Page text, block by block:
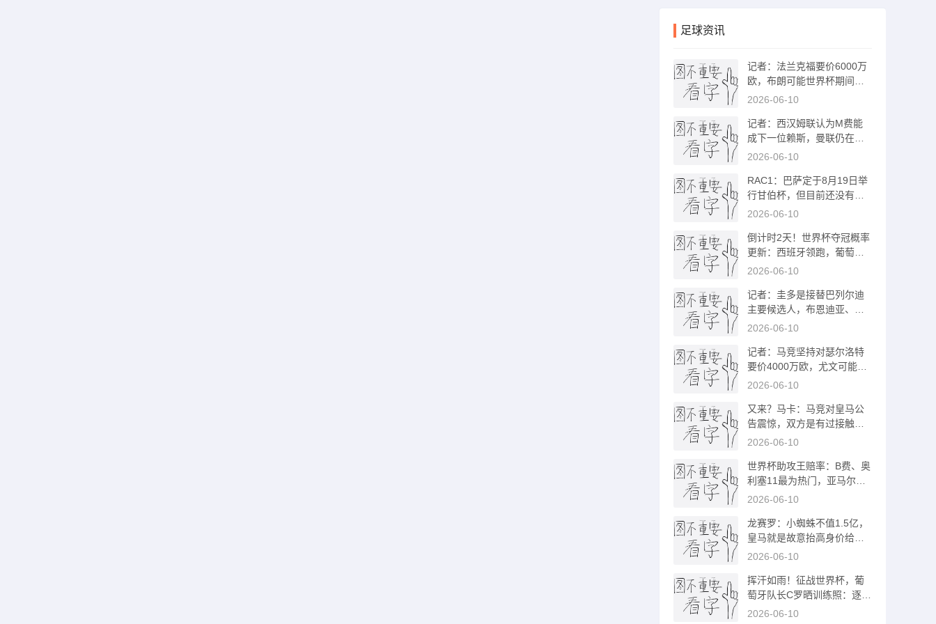
足球资讯
记者：法兰克福要价6000万
欧，布朗可能世界杯期间接
受拜仁体检
2026-06-10
记者：西汉姆联认为M费能
成下一位赖斯，曼联仍在探
讨交易方案
2026-06-10
RAC1：巴萨定于8月19日举
行甘伯杯，但目前还没有确
定对手
2026-06-10
倒计时2天！世界杯夺冠概率
更新：西班牙领跑，葡萄牙
反超阿根廷
2026-06-10
记者：圭多是接替巴列尔迪
主要候选人，布恩迪亚、佩
罗内备选
2026-06-10
记者：马竞坚持对瑟尔洛特
要价4000万欧，尤文可能将
尼科加入交易
2026-06-10
又来？马卡：马竞对皇马公
告震惊，双方是有过接触但
没有正式报价
2026-06-10
世界杯助攻王赔率：B费、奥
利塞11最为热门，亚马尔、
梅西均为13
2026-06-10
龙赛罗：小蜘蛛不值1.5亿，
皇马就是故意抬高身价给巴
萨制造阻碍
2026-06-10
挥汗如雨！征战世界杯，葡
萄牙队长C罗晒训练照：逐步
备战中
2026-06-10